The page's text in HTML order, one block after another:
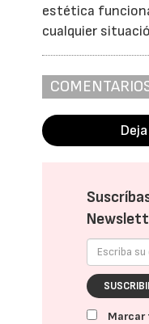
estética
cualquier
Marcar